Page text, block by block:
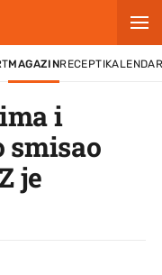
MAGAZINRECEPTI
i
je